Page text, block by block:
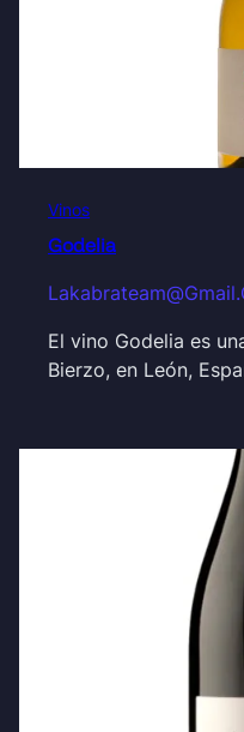
Vinos
Godelia
El vino Godelia es
Bierzo, en León,